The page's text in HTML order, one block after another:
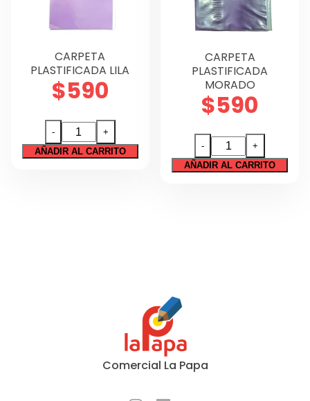
CARPETA
PLASTIFICADA LILA
$590
-
CARPETA
PLASTIFICADA
+
AÑADIR AL CARRITO
CARPETA
PLASTIFICADA
MORADO
$590
-
CARPETA
PLASTIFICADA
+
AÑADIR AL CARRITO
Comercial La Papa